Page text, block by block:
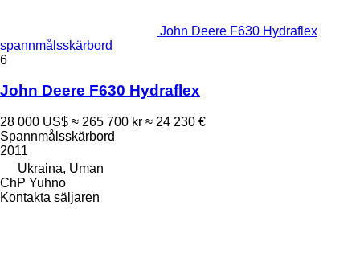
John Deere F630 Hydraflex
spannmålsskärbord
6
John Deere F630 Hydraflex
28 000 US$ ≈ 265 700 kr ≈ 24 230 €
Spannmålsskärbord
2011
Ukraina, Uman
ChP Yuhno
Kontakta säljaren